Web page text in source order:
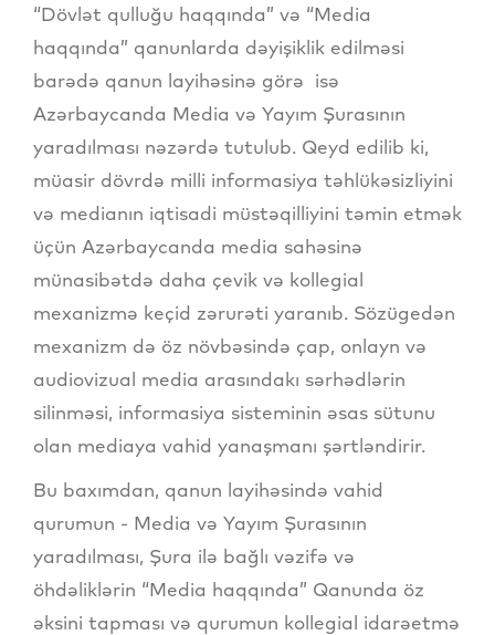
“Dövlət qulluğu haqqında” və “Media
haqqında” qanunlarda dəyişiklik edilməsi
barədə qanun layihəsinə görə isə
Azərbaycanda Media və Yayım Şurasının
yaradılması nəzərdə tutulub. Qeyd edilib ki,
müasir dövrdə milli informasiya təhlükəsizliyini
və medianın iqtisadi müstəqilliyini təmin etmək
üçün Azərbaycanda media sahəsinə
münasibətdə daha çevik və kollegial
mexanizmə keçid zərurəti yaranıb. Sözügedən
mexanizm də öz növbəsində çap, onlayn və
audiovizual media arasındakı sərhədlərin
silinməsi, informasiya sisteminin əsas sütunu
olan mediaya vahid yanaşmanı şərtləndirir.
Bu baxımdan, qanun layihəsində vahid
qurumun - Media və Yayım Şurasının
yaradılması, Şura ilə bağlı vəzifə və
öhdəliklərin “Media haqqında” Qanunda öz
əksini tapması və qurumun kollegial idarəetmə